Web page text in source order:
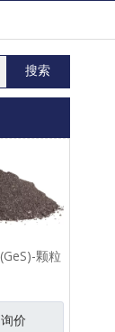
搜索
颗粒
询价